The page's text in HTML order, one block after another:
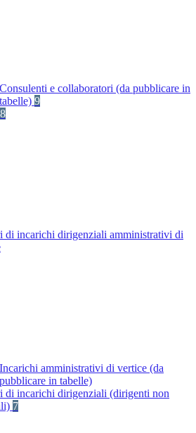
Consulenti e collaboratori (da pubblicare in
tabelle) 9
di incarichi dirigenziali amministrativi di
Incarichi amministrativi di vertice (da
pubblicare in tabelle)
di incarichi dirigenziali (dirigenti non
7